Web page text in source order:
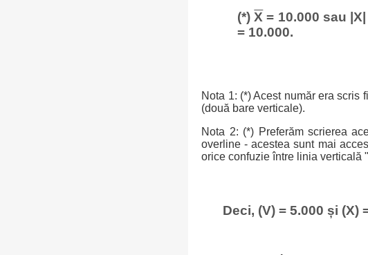
(*)X = 10.000 sau
= 10.000.
Nota 1: (*) Acest număr era
(două bare verticale).
Nota 2: (*) Preferăm scrierea
overline - acestea sunt mai
orice confuzie între linia verticală
Deci, (V) = 5.000 și (X)